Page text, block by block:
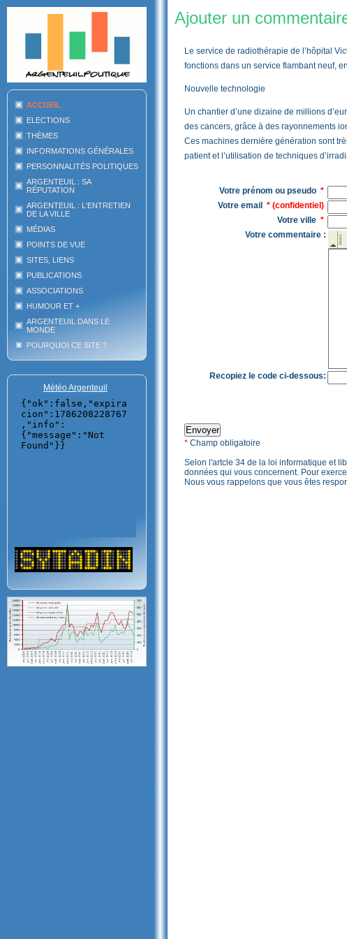
ACCUEIL
ELECTIONS
THÈMES
INFORMATIONS GÉNÉRALES
PERSONNALITÉS POLITIQUES
ARGENTEUIL : SA
RÉPUTATION
ARGENTEUIL : L'ENTRETIEN
DE LA VILLE
MÉDIAS
POINTS DE VUE
SITES, LIENS
PUBLICATIONS
ASSOCIATIONS
HUMOUR ET +
ARGENTEUIL DANS LE
MONDE
POURQUOI CE SITE ?
Météo Argenteuil
Ajouter un
Le service de radiothérapie de l’hôpital
fonctions dans un service flambant neuf,
Nouvelle technologie
Un chantier d’une dizaine de millions
des cancers, grâce à des rayonnements
Ces machines dernière génération sont
patient et l’utilisation de techniques
Votre prénom ou pseudo *
Votre email
* (confidentiel)
Votre ville *
Votre commentaire :
Recopiez le code ci-dessous:
* Champ obligatoire
Selon l'artcle 34 de la loi informatique et
données qui vous concernent. Pour
Nous vous rappelons que vous êtes